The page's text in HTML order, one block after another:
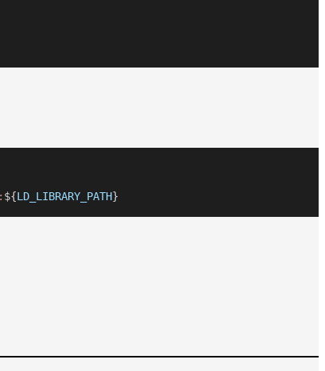
${LD_LIBRARY_PATH}